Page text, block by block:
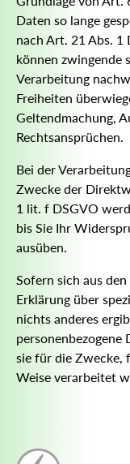
Daten so lange
nach Art. 21 Abs. 1
können zwingende
Verarbeitung
Freiheiten
Geltendmachung,
Rechtsansprüchen.
Bei der
Zwecke der
1 lit. f DSGVO
bis Sie Ihr
ausüben.
Sofern sich aus
Erklärung über
nichts anderes
personenbezogene
sie für die Zwecke,
Weise verarbeitet